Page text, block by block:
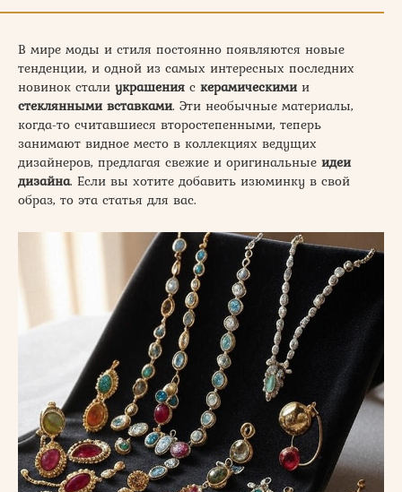
В мире моды и стиля постоянно появляются новые
тенденции, и одной из самых интересных последних
новинок стали украшения с керамическимии
стеклянными вставками. Эти необычные материалы,
когда-то считавшиеся второстепенными, теперь
занимают видное место в коллекциях ведущих
дизайнеров, предлагая свежие и оригинальные идеи
дизайна. Если вы хотите добавить изюминку в свой
образ, то эта статья для вас.